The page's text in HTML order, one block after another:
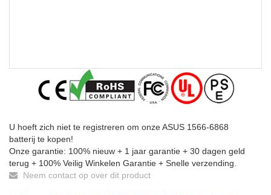
U hoeft zich niet te registreren om onze ASUS 1566-6868
batterij te kopen!
Onze garantie: 100% nieuw + 1 jaar garantie + 30 dagen geld
terug + 100% Veilig Winkelen Garantie + Snelle verzending.
Neem contact op over dit product